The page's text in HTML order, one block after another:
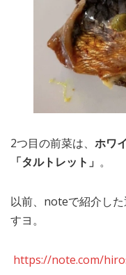
2つ目の前菜は、 ホワ
「タルトレット」 。
以前、noteで紹介し
すヨ。
https://note.com/